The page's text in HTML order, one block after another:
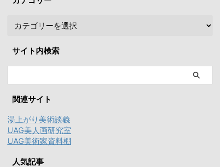
サイト内検索
関連サイト
湯上がり美術談義
UAG美人画研究室
UAG美術家資料棚
人気記事